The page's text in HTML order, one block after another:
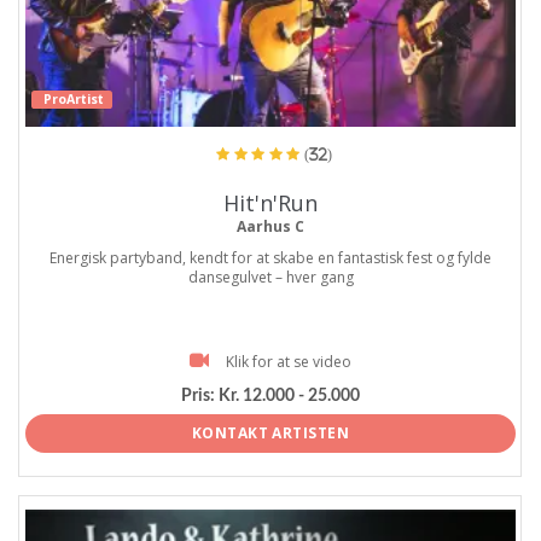
ProArtist
(32)
Hit'n'Run
Aarhus C
Energisk partyband, kendt for at skabe en fantastisk fest og fylde
dansegulvet – hver gang
Klik for at se video
Pris: Kr. 12.000 - 25.000
KONTAKT ARTISTEN